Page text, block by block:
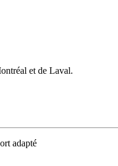
et de Laval.
adapté